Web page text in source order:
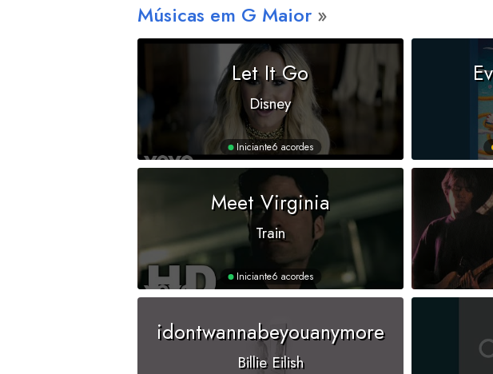
Músicas em G Maior
Let It Go
Disney
Iniciante6 acordes
Meet Virginia
Train
Iniciante6 acordes
idontwannabeyouanymore
Billie Eilish